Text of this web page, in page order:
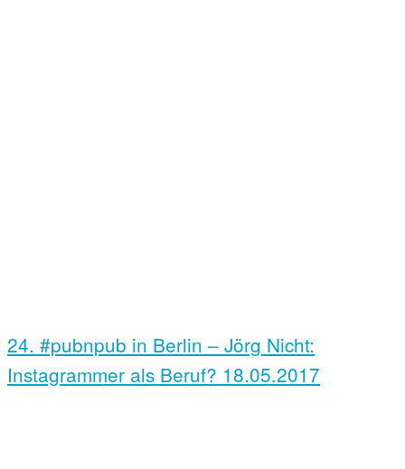
24. #pubnpub in Berlin – Jörg Nicht:
Instagrammer als Beruf? 18.05.2017